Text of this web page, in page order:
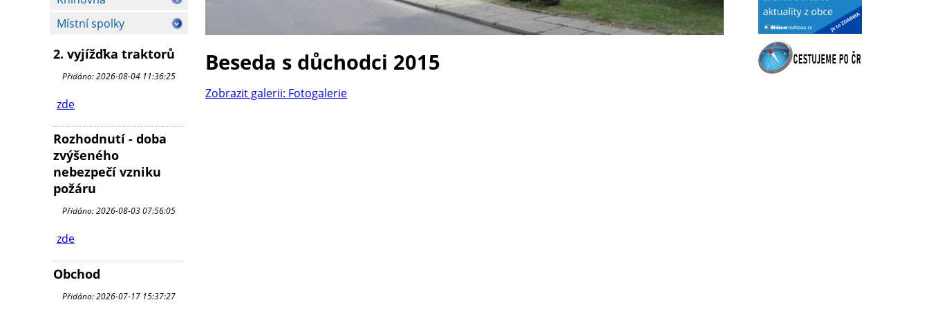
Místní spolky
2. vyjížďka traktorů
Přidáno: 2026-08-04 11:36:25
zde
Rozhodnutí - doba
zvýšeného
nebezpečí vzniku
požáru
Přidáno: 2026-08-03 07:56:05
zde
Obchod
Přidáno: 2026-07-17 15:37:27
Beseda s důchodci 2015
Zobrazit galerii: Fotogalerie